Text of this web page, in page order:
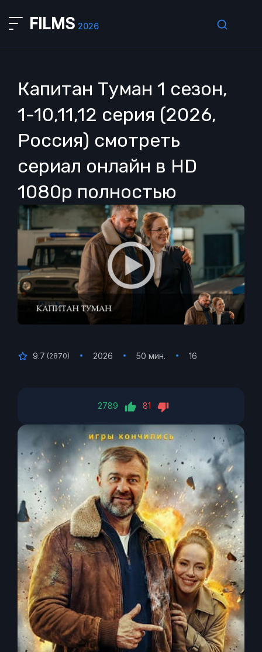
FILMS 2026
Капитан Туман 1 сезон,
1-10,11,12 серия (2026,
Россия) смотреть
сериал онлайн в HD
1080p полностью
9.7 (2870) 2026 50 мин. 16
2789 81